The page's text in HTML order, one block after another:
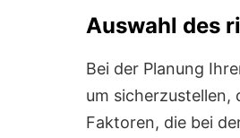
Auswahl des
Bei der Planung
um sicherzustellen,
Faktoren, die bei